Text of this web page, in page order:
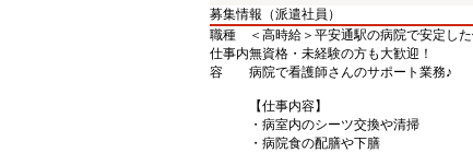
募集情報（派遣社員）
職種
＜高時給＞平安通駅の病院で安定し
仕事内
容
無資格・未経験の方も大歓迎！
病院で看護師さんのサポート業務♪
【仕事内容】
・病室内のシーツ交換や清掃
・病院食の配膳や下膳